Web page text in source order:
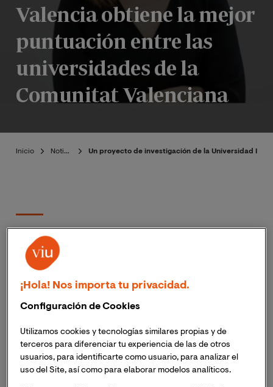
Valencia obtiene la mejor
puntuación entre las
universidades de la
Comunitat Valenciana
Inicio Noticias Un proyecto de investigación de la Universidad
Publicado:
06/11/2023
psicosociales en la calidad de vida de población
Generalitat y se realizará a lo largo del curso
académico.
¡Hola! Nos importa tu privacidad.
Configuración de Cookies
Utilizamos cookies y tecnologías similares propias y de
terceros para diferenciar tu experiencia de las de otros
usuarios, para identificarte como usuario, para analizar el
uso del Site, así como para elaborar modelos analíticos.